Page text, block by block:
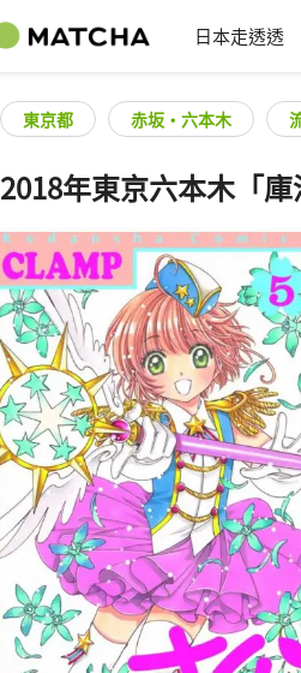
日本走透透
東京都 赤坂・六本木
2018年東京六本木「